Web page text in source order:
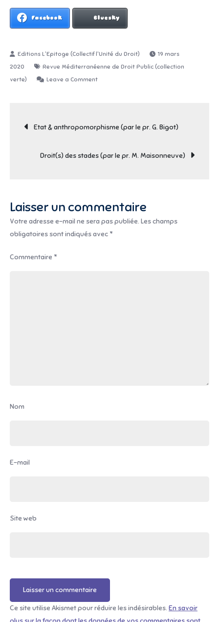
Facebook Bluesky
19 mars
2020
Revue Méditerranéenne de Droit Public (collection
verte)
Leave a Commenton
public
Méditerranée
JP
Costa)
Navigation
de
Etat & anthropomorphisme (par le pr. G. Bigot)
Droit(s) des stades (par le pr. M. Maisonneuve)
Laisser un commentaire
Votre adresse e-mail ne sera pas publiée. Les champs
obligatoires sont indiqués avec *
Commentaire *
Nom
E-mail
Site web
Ce site utilise Akismet pour réduire les indésirables. En savoir